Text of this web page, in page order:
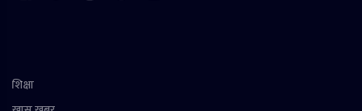
शिक्षा